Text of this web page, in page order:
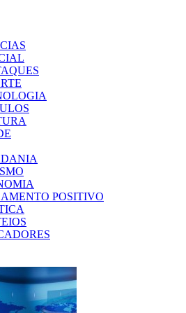
POSITIVO